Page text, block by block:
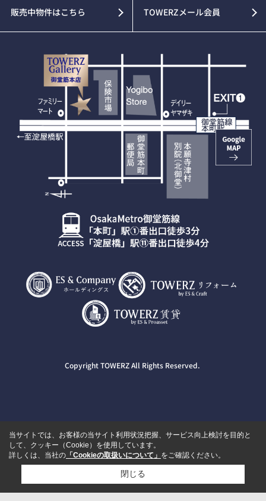
販売中物件はこちら TOWERZメール会員
Copyright TOWERZ All Rights Reserved.
当サイトでは、お客様の当サイト利用状況把握、サービス向上検討を目的と
して、クッキー（Cookie）を使用しています。
詳しくは、当社の 「Cookieの取扱いについて」 をご確認ください。
閉じる